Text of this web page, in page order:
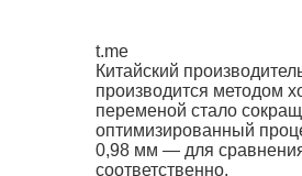
t.me
Китайский
производится методом
переменой стало
оптимизированный
0,98 мм — для
соответственно.